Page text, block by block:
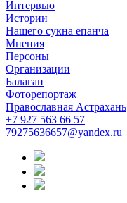
Интервью
Истории
Нашего сукна епанча
Мнения
Персоны
Организации
Балаган
Фоторепортаж
Православная Астрахань
+7 927 563 66 57
79275636657@yandex.ru